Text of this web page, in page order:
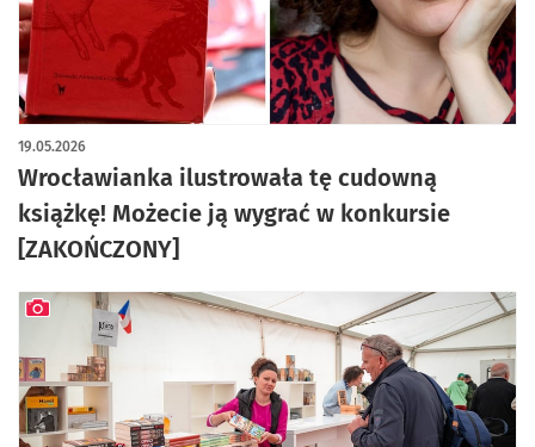
Wrocławianka ilustrowała tę cudowną
książkę! Możecie ją wygrać w konkursie
[ZAKOŃCZONY]
19.05.2026